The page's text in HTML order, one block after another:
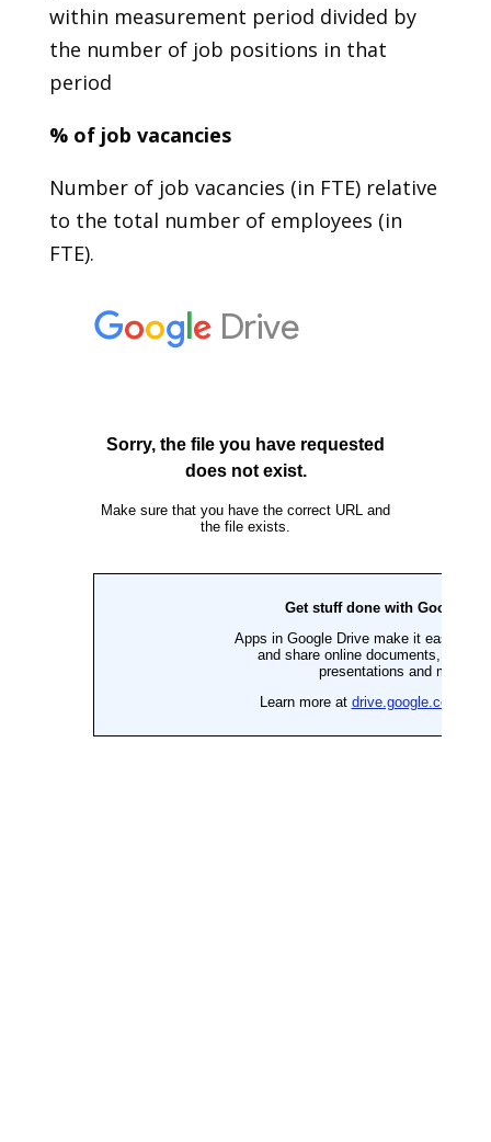
within measurement period divided by
the number of job positions in that
period
% of job vacancies
Number of job vacancies (in FTE) relative
to the total number of employees (in
FTE).